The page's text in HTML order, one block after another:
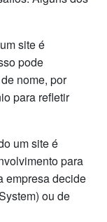
site é
pode
nome, por
para refletir
um site é
para
empresa decide
ou de